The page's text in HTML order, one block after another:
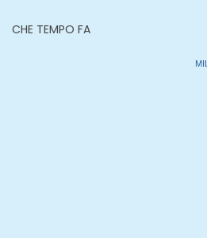
CHE TEMPO FA